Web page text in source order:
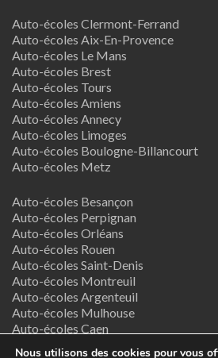
Auto-écoles Clermont-Ferrand
Auto-écoles Aix-En-Provence
Auto-écoles Le Mans
Auto-écoles Brest
Auto-écoles Tours
Auto-écoles Amiens
Auto-écoles Annecy
Auto-écoles Limoges
Auto-écoles Boulogne-Billancourt
Auto-écoles Metz
Auto-écoles Besançon
Auto-écoles Perpignan
Auto-écoles Orléans
Auto-écoles Rouen
Auto-écoles Saint-Denis
Auto-écoles Montreuil
Auto-écoles Argenteuil
Auto-écoles Mulhouse
Auto-écoles Caen
Nous utilisons des cookies pour vous